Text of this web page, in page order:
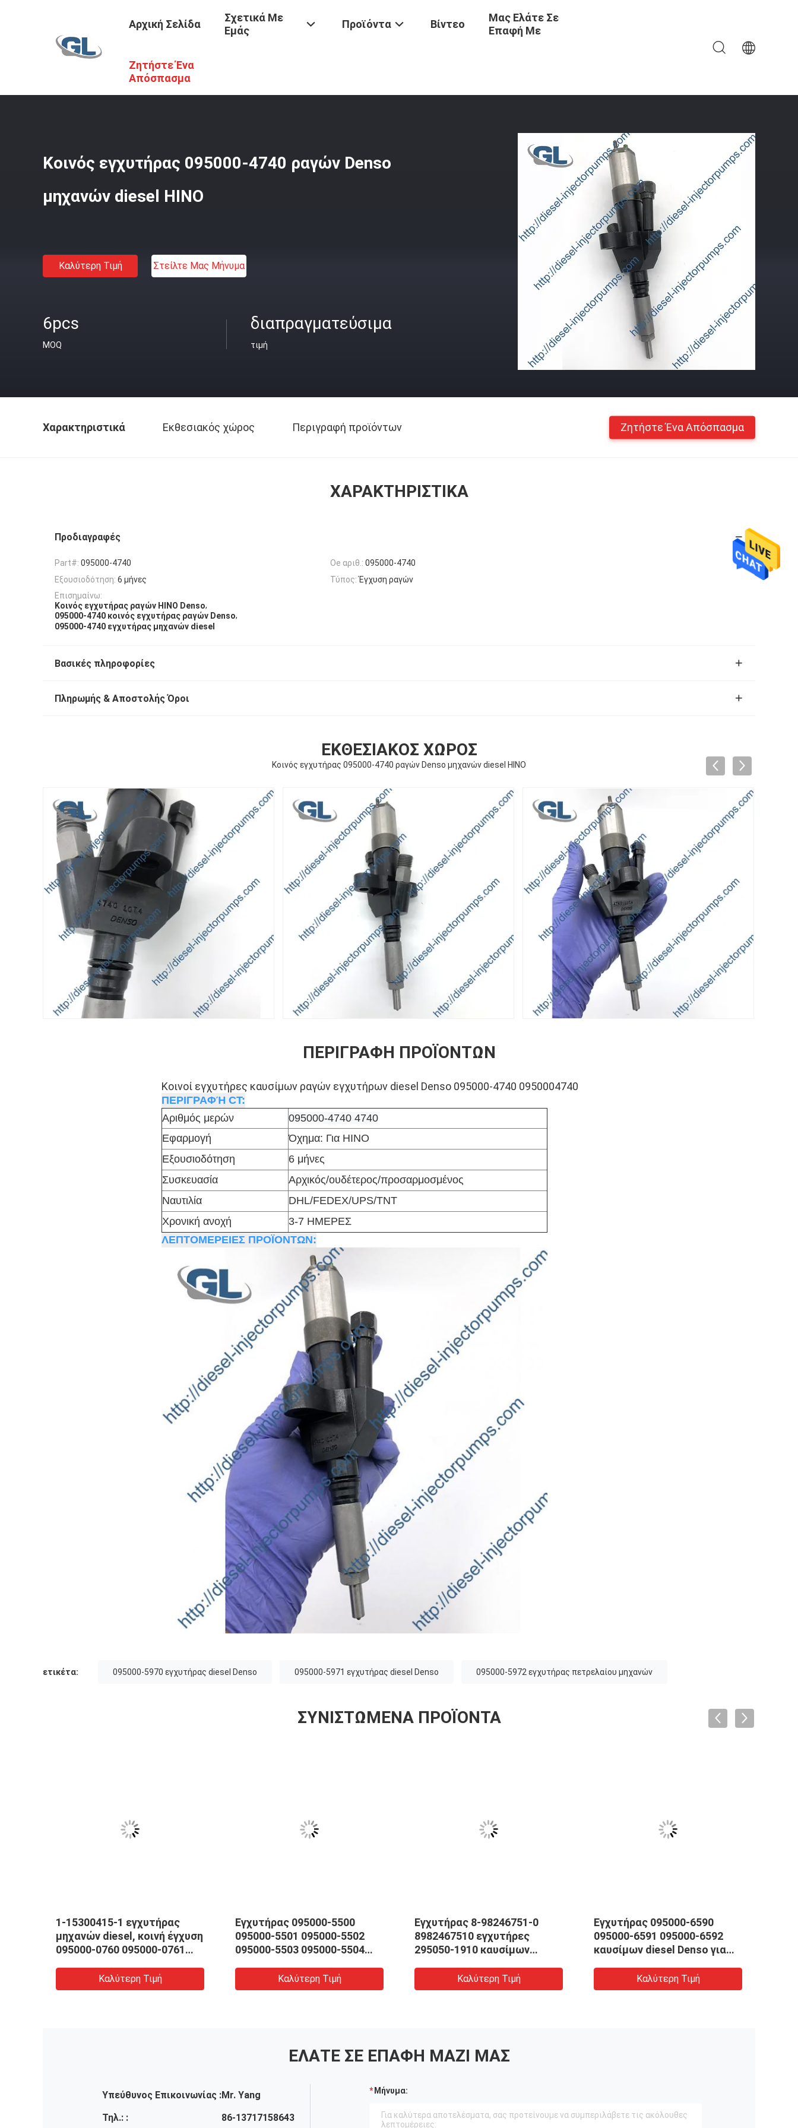
Αρχική Σελίδα
Σχετικά Με
Εμάς
Προϊόντα Βίντεο
Μας Ελάτε Σε
Επαφή Με
Ζητήστε Ένα
Απόσπασμα
Προϊόντα / Εγχυτήρας Diesel Denso
Κοινός εγχυτήρας 095000-4740 ραγών Denso
μηχανών diesel HINO
Καλύτερη Τιμή Στείλτε Μας Μήνυμα
6pcs
MOQ
διαπραγματεύσιμα
τιμή
Χαρακτηριστικά Εκθεσιακός χώρος Περιγραφή προϊόντων Ζητήστε Ένα Απόσπασμα
ΧΑΡΑΚΤΗΡΙΣΤΙΚΆ
Προδιαγραφές
Part#: 095000-4740 Oe αριθ.: 095000-4740
Εξουσιοδότηση: 6 μήνες Τύπος: Έγχυση ραγών
Επισημαίνω:
Κοινός εγχυτήρας ραγών HINO Denso,
095000-4740 κοινός εγχυτήρας ραγών Denso,
095000-4740 εγχυτήρας μηχανών diesel
Βασικές πληροφορίες
Πληρωμής & Αποστολής Όροι
ΕΚΘΕΣΙΑΚΌΣ ΧΏΡΟΣ
Κοινός εγχυτήρας 095000-4740 ραγών Denso μηχανών diesel HINO
ΠΕΡΙΓΡΑΦΉ ΠΡΟΪΌΝΤΩΝ
Κοινοί εγχυτήρες καυσίμων ραγών εγχυτήρων diesel Denso 095000-4740 0950004740
ΠΕΡΙΓΡΑΦΉ CT:
Αριθμός μερών
095000-4740 4740
Εφαρμογή
Όχημα: Για HINO
Εξουσιοδότηση
6 μήνες
Συσκευασία
Αρχικός/ουδέτερος/προσαρμοσμένος
Ναυτιλία
DHL/FEDEX/UPS/TNT
Χρονική ανοχή
3-7 ΗΜΕΡΕΣ
ΛΕΠΤΟΜΕΡΕΙΕΣ ΠΡΟΪΟΝΤΩΝ:
ετικέτα: 095000-5970 εγχυτήρας diesel Denso 095000-5971 εγχυτήρας diesel Denso 095000-5972 εγχυτήρας πετρελαίου μηχανών
ΣΥΝΙΣΤΏΜΕΝΑ ΠΡΟΪΌΝΤΑ
1-15300415-1 εγχυτήρας
μηχανών diesel, κοινή έγχυση
095000-0760 095000-0761
Καλύτερη Τιμή
Εγχυτήρας 095000-5500
095000-5501 095000-5502
095000-5503 095000-5504
Καλύτερη Τιμή
Εγχυτήρας 8-98246751-0
8982467510 εγχυτήρες
295050-1910 καυσίμων
Καλύτερη Τιμή
Εγχυτήρας 095000-6590
095000-6591 095000-6592
καυσίμων diesel Denso για
Καλύτερη Τιμή
ΕΛΆΤΕ ΣΕ ΕΠΑΦΉ ΜΑΖΊ ΜΑΣ
Υπεύθυνος Επικοινωνίας :Mr. Yang
Τηλ.: :
86-13717158643
Μήνυμα: